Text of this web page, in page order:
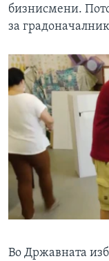
бизнисмени.
за
Во Државната